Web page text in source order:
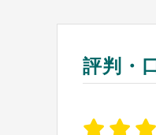
評判・